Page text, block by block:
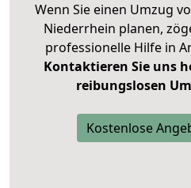
Wenn Sie einen Umzug
Niederrhein planen,
professionelle Hilfe in
Kontaktieren Sie uns
reibungslosen
Kostenlose